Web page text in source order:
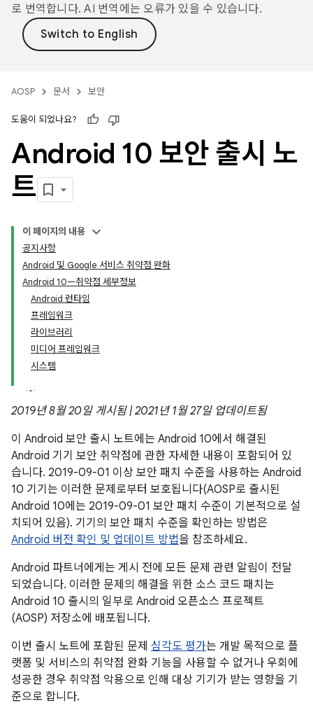
로 번역합니다. AI 번역에는 오류가 있을 수 있습니다.
AOSP 문서 보안
도움이 되었나요?
Android 10 보안 출시 노
트
이 페이지의 내용
공지사항
Android 및 Google 서비스 취약점 완화
Android 10—취약점 세부정보
Android 런타임
프레임워크
라이브러리
미디어 프레임워크
시스템
2019년 8월 20일 게시됨 | 2021년 1월 27일 업데이트됨
이 Android 보안 출시 노트에는 Android 10에서 해결된
Android 기기 보안 취약점에 관한 자세한 내용이 포함되어 있
습니다. 2019-09-01 이상 보안 패치 수준을 사용하는 Android
10 기기는 이러한 문제로부터 보호됩니다(AOSP로 출시된
Android 10에는 2019-09-01 보안 패치 수준이 기본적으로 설
치되어 있음). 기기의 보안 패치 수준을 확인하는 방법은
Android 버전 확인 및 업데이트 방법을 참조하세요.
Android 파트너에게는 게시 전에 모든 문제 관련 알림이 전달
되었습니다. 이러한 문제의 해결을 위한 소스 코드 패치는
Android 10 출시의 일부로 Android 오픈소스 프로젝트
(AOSP) 저장소에 배포됩니다.
이번 출시 노트에 포함된 문제 심각도 평가는 개발 목적으로 플
랫폼 및 서비스의 취약점 완화 기능을 사용할 수 없거나 우회에
성공한 경우 취약점 악용으로 인해 대상 기기가 받는 영향을 기
준으로 합니다.